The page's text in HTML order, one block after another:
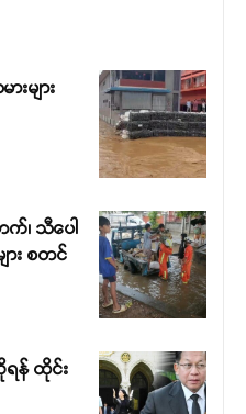
များ
က်၊ သီပေါ
ား စတင်
န် ထိုင်း